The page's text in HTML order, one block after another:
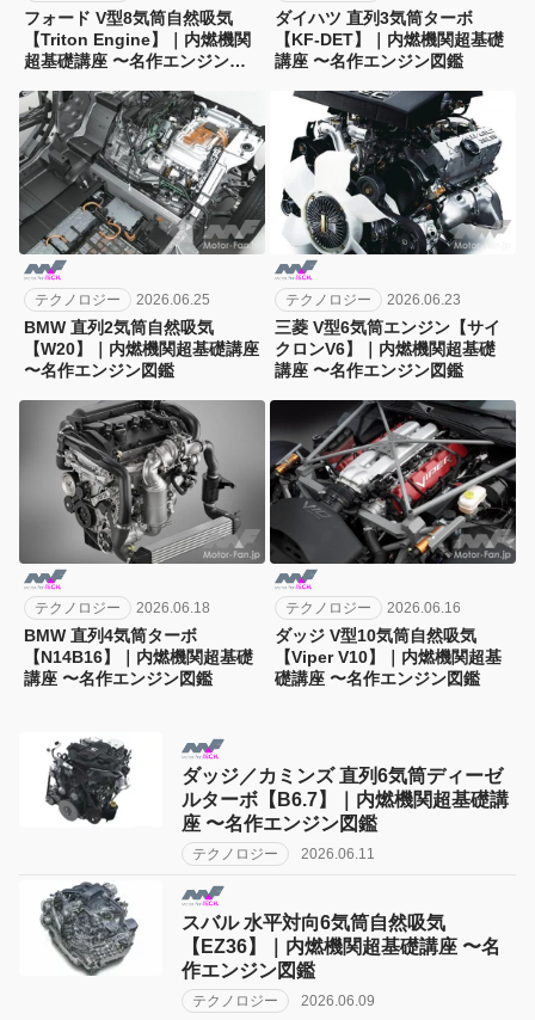
フォード V型8気筒自然吸気
【Triton Engine】｜内燃機関
超基礎講座 〜名作エンジン図
ダイハツ 直列3気筒ターボ
【KF-DET】｜内燃機関超基礎
講座 〜名作エンジン図鑑
テクノロジー 2026.06.25
BMW 直列2気筒自然吸気
【W20】｜内燃機関超基礎講座
〜名作エンジン図鑑
テクノロジー 2026.06.23
三菱 V型6気筒エンジン【サイ
クロンV6】｜内燃機関超基礎
講座 〜名作エンジン図鑑
テクノロジー 2026.06.18
BMW 直列4気筒ターボ
【N14B16】｜内燃機関超基礎
講座 〜名作エンジン図鑑
テクノロジー 2026.06.16
ダッジ V型10気筒自然吸気
【Viper V10】｜内燃機関超基
礎講座 〜名作エンジン図鑑
ダッジ／カミンズ 直列6気筒ディーゼ
ルターボ【B6.7】｜内燃機関超基礎講
座 〜名作エンジン図鑑
テクノロジー 2026.06.11
スバル 水平対向6気筒自然吸気
【EZ36】｜内燃機関超基礎講座 〜名
作エンジン図鑑
テクノロジー 2026.06.09